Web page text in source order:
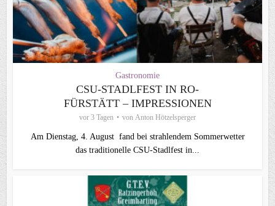
Gastronomie
CSU-STADLFEST IN RO-
FÜRSTÄTT – IMPRESSIONEN
vor 3 Tagen von Anton Hötzelsperger
Am Dienstag, 4. August fand bei strahlendem Sommerwetter
das traditionelle CSU-Stadlfest in...